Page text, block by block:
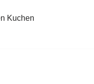
Kuchen